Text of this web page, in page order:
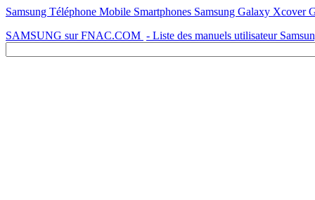
Samsung Téléphone Mobile Smartphones Samsung Galaxy
SAMSUNG sur FNAC.COM - Liste des manuels utilisateur